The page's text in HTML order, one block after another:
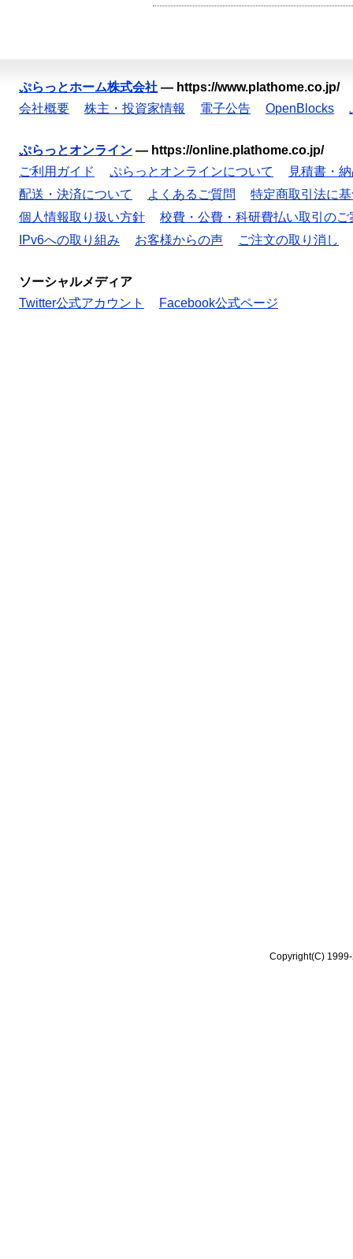
ぷらっとホーム株式会社 — https://www.plathome.co.jp/
会社概要
株主・投資家情報 電子公告 OpenBlocks
ぷらっとオンライン — https://online.plathome.co.jp/
ご利用ガイド
ぷらっとオンラインについて
見積書・
配送・決済について
よくあるご質問
特定商取引法に
個人情報取り扱い方針
校費・公費・科研費払い取引のご
IPv6への取り組み
お客様からの声 ご注文の取り消し
ソーシャルメディア
Twitter公式アカウント
Facebook公式ページ
Copyright(C)